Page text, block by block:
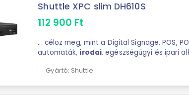
Shuttle XPC slim DH610S
112 900 Ft
... céloz meg, mint a Digital Signage, POS, POI, szerencsejáték-
automaták, irodai, egészségügyi és ipari
Gyártó: Shuttle